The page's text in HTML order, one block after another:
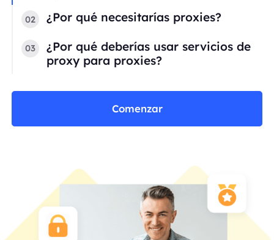
02 ¿Por qué necesitarías proxies?
03
¿Por qué deberías usar servicios de
proxy para proxies?
Comenzar